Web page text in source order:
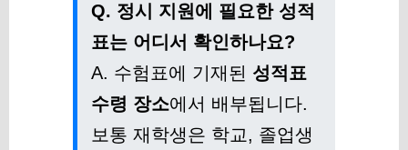
Q. 정시 지원에 필요한 성적
표는 어디서 확인하나요?
A. 수험표에 기재된 성적표
수령 장소에서 배부됩니다.
보통 재학생은 학교, 졸업생